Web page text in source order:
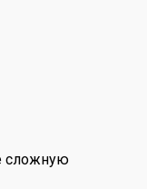
сложную